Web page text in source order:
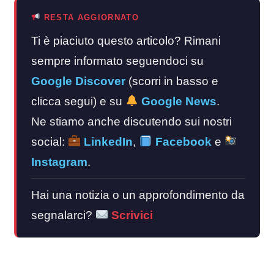
RESTA AGGIORNATO
Ti è piaciuto questo articolo? Rimani
sempre informato seguendoci su
Google Discover (scorri in basso e
clicca segui) e su
Google News.
Ne stiamo anche discutendo sui nostri
social:
LinkedIn, Facebook e
Instagram.
Hai una notizia o un approfondimento da
segnalarci?
Scrivici